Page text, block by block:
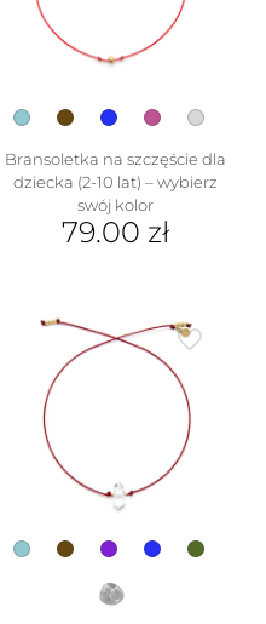
Bransoletka na szczęście dla
dziecka (2-10 lat) – wybierz
swój kolor
79.00 zł
wiele
wariantów.
stronie
produktu